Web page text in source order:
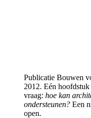
Publicatie Bouwen
2012. Eén
vraag: hoe kan
ondersteunen? Een
open.